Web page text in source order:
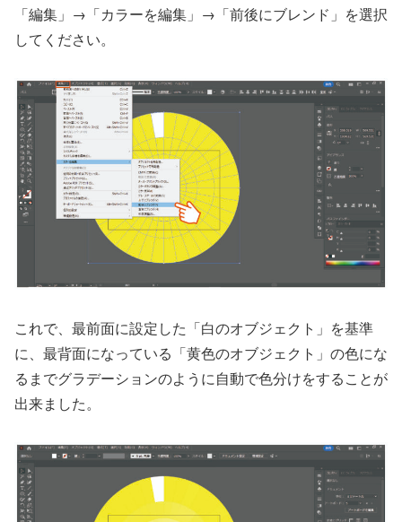
「編集」→「カラーを編集」→「前後にブレンド」を選択
してください。
これで、最前面に設定した「白のオブジェクト」を基準
に、最背面になっている「黄色のオブジェクト」の色にな
るまでグラデーションのように自動で色分けをすることが
出来ました。